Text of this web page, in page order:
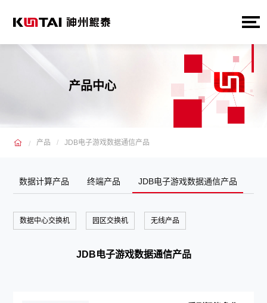
产品中心
产品 JDB电子游戏数据通信产品
数据计算产品 终端产品 JDB电子游戏数据通信产品
数据中心交换机 园区交换机 无线产品
JDB电子游戏数据通信产品